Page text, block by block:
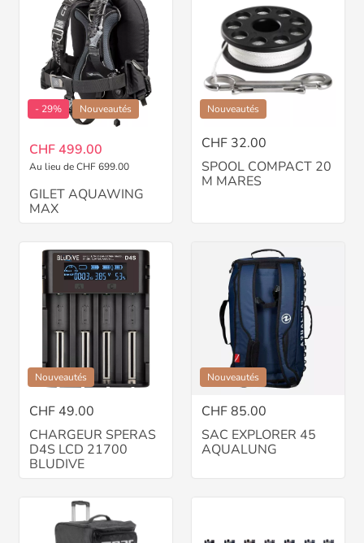
- 29% Nouveautés
CHF 499.00
Au lieu de CHF 699.00
GILET AQUAWING
MAX
Nouveautés
CHF 32.00
SPOOL COMPACT 20
M MARES
Nouveautés
CHF 49.00
CHARGEUR SPERAS
D4S LCD 21700
BLUDIVE
Nouveautés
CHF 85.00
SAC EXPLORER 45
AQUALUNG